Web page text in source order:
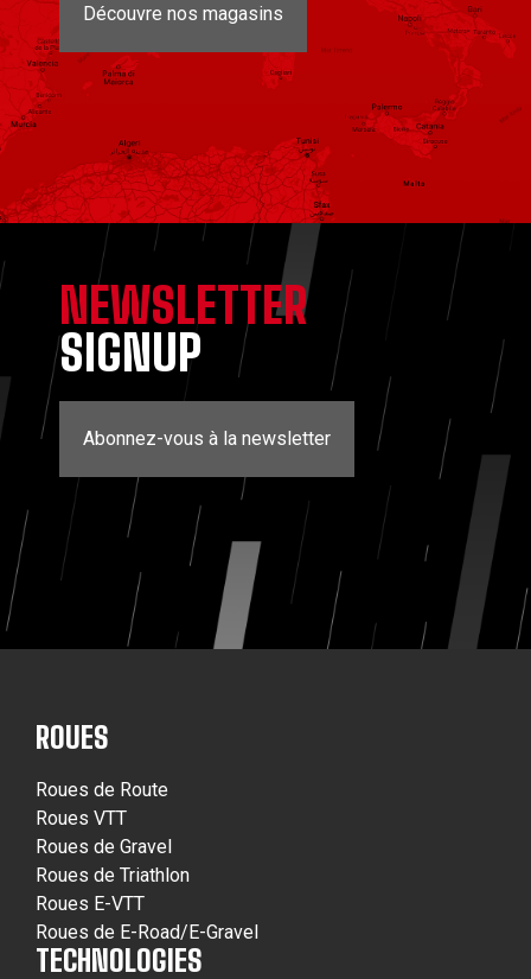
Découvre nos magasins
NEWSLETTER
SIGNUP
Abonnez-vous à la newsletter
ROUES
Roues de Route
Roues VTT
Roues de Gravel
Roues de Triathlon
Roues E-VTT
Roues de E-Road/E-Gravel
TECHNOLOGIES